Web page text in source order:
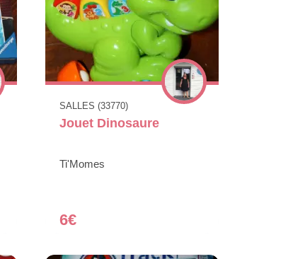
SALLES (33770)
Jouet Dinosaure
Ti'Momes
6€